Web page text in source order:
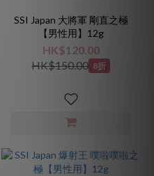
SSI Japan 大將軍 剛直之極
【男性用】12g
HK$120.00
HK$150.00 8折